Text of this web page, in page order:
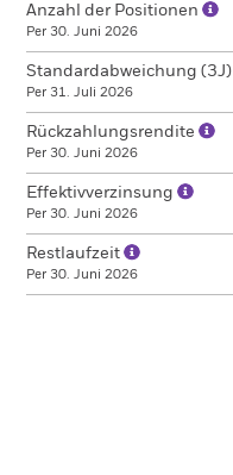
Anzahl der Positionen
Per 30. Juni 2026
Standardabweichung (3J)
Per 31. Juli 2026
Rückzahlungsrendite
Per 30. Juni 2026
Effektivverzinsung
Per 30. Juni 2026
Restlaufzeit
Per 30. Juni 2026